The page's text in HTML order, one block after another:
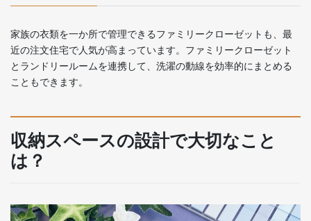
家族の衣類を一か所で管理できるファミリークローゼットも、最
近の注文住宅で人気が高まっています。ファミリークローゼット
とランドリールームを連携して、洗濯の動線を効率的にまとめる
こともできます。
収納スペースの設計で大切なこと
は？